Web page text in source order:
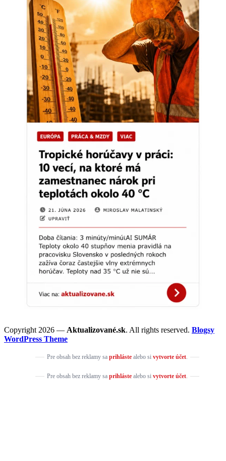
Copyright 2026 — Aktualizované.sk. All rights reserved. Blogsy
WordPress Theme
Pre obsah bez reklamy sa prihlástealebo si vytvorte účet.